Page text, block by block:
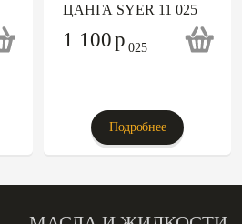
ЦАНГА SYER 11 025
1 100p
Подробнее